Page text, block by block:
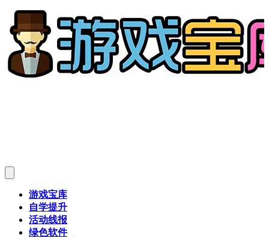
游戏宝库
自学提升
活动线报
绿色软件